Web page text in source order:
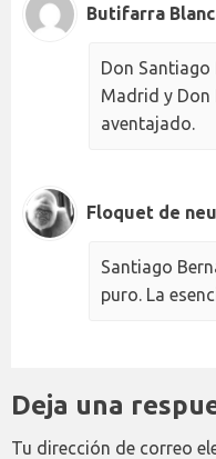
Butifarra
Don Santiago
Madrid y Don
aventajado.
Floquet de neu
Santiago
puro. La
Deja una
Tu dirección de correo